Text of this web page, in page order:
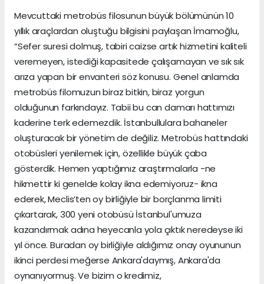
Mevcuttaki metrobüs filosunun büyük bölümünün 10
yıllık araçlardan oluştuğu bilgisini paylaşan İmamoğlu,
“Sefer suresi dolmuş, tabiri caizse artık hizmetini kaliteli
veremeyen, istediği kapasitede çalışamayan ve sık sık
arıza yapan bir envanteri söz konusu. Genel anlamda
metrobüs filomuzun biraz bitkin, biraz yorgun
olduğunun farkındayız. Tabii bu can damarı hattımızı
kaderine terk edemezdik. İstanbullulara bahaneler
oluşturacak bir yönetim de değiliz. Metrobüs hattındaki
otobüsleri yenilemek için, özellikle büyük çaba
gösterdik. Hemen yaptığımız araştırmalarla -ne
hikmettir ki genelde kolay ikna edemiyoruz- ikna
ederek, Meclis’ten oy birliğiyle bir borçlanma limiti
çıkartarak, 300 yeni otobüsü İstanbul'umuza
kazandırmak adına heyecanla yola çıktık neredeyse iki
yıl önce. Buradan oy birliğiyle aldığımız onay oyununun
ikinci perdesi meğerse Ankara'daymış, Ankara'da
oynanıyormuş. Ve bizim o kredimiz,